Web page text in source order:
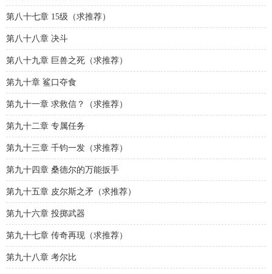
第八十七章 15级（求推荐）
第八十八章 决斗
第八十九章 巨兽之死（求推荐）
第九十章 鲨口夺食
第九十一章 求救信？（求推荐）
第九十二章 专属任务
第九十三章 千钧一发（求推荐）
第九十四章 桑德尔的万能扳手
第九十五章 皮尔斯之矛（求推荐）
第九十六章 投掷武器
第九十七章 传奇再现（求推荐）
第九十八章 考尔比